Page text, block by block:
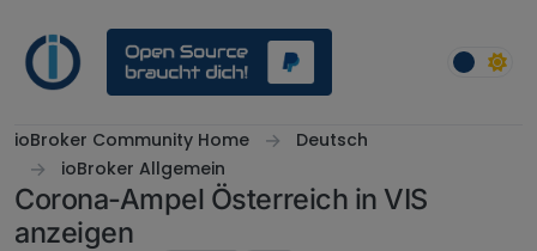
ioBroker Community Home
Deutsch
ioBroker Allgemein
Corona-Ampel Österreich in VIS
anzeigen